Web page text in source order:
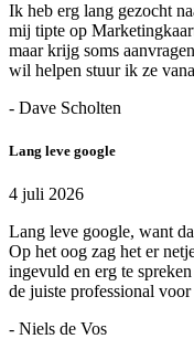
Ik heb erg lang gezocht
mij tipte op
maar krijg soms
wil helpen stuur ik ze
- Dave Scholten
Lang leve google
4 juli 2026
Lang leve google, want
Op het oog zag het er
ingevuld en erg te
de juiste professional
- Niels de Vos